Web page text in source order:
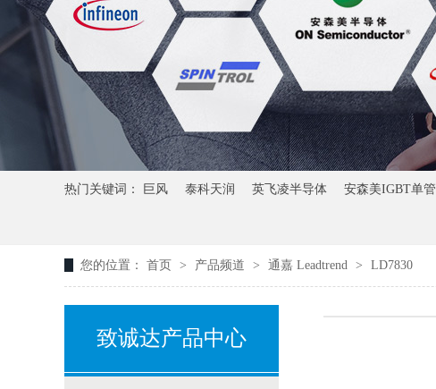
热门关键词： 巨风 泰科天润 英飞凌半导体 安森美IGBT单管
您的位置： 首页 > 产品频道 > 通嘉 Leadtrend > LD7830
致诚达产品中心